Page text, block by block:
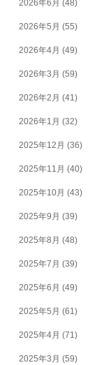
2026年6月 (48)
2026年5月 (55)
2026年4月 (49)
2026年3月 (59)
2026年2月 (41)
2026年1月 (32)
2025年12月 (36)
2025年11月 (40)
2025年10月 (43)
2025年9月 (39)
2025年8月 (48)
2025年7月 (39)
2025年6月 (49)
2025年5月 (61)
2025年4月 (71)
2025年3月 (59)